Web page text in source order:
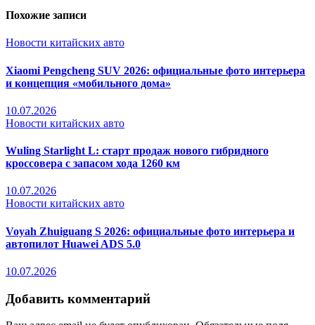
Похожие записи
Новости китайских авто
Xiaomi Pengcheng SUV 2026: официальные фото интерьера
и концепция «мобильного дома»
10.07.2026
Новости китайских авто
Wuling Starlight L: старт продаж нового гибридного
кроссовера с запасом хода 1260 км
10.07.2026
Новости китайских авто
Voyah Zhuiguang S 2026: официальные фото интерьера и
автопилот Huawei ADS 5.0
10.07.2026
Добавить комментарий